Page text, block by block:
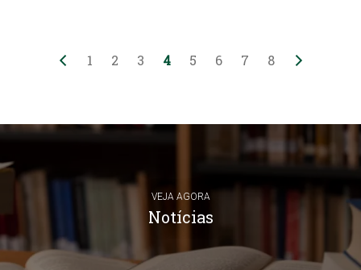
1 2 3 4 5 6 7 8
VEJA AGORA
Notícias